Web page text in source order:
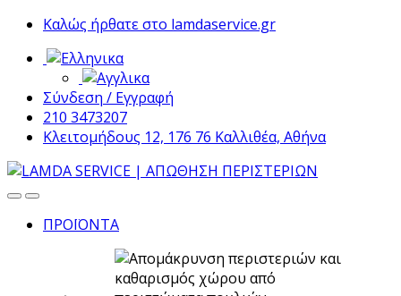
Skip
navigation
Skip
content
Καλώς ήρθατε στο lamdaservice.gr
Σύνδεση / Εγγραφή
210 3473207
Κλειτομήδους 12, 176 76 Καλλιθέα, Αθήνα
ΠΡΟΪΟΝΤΑ